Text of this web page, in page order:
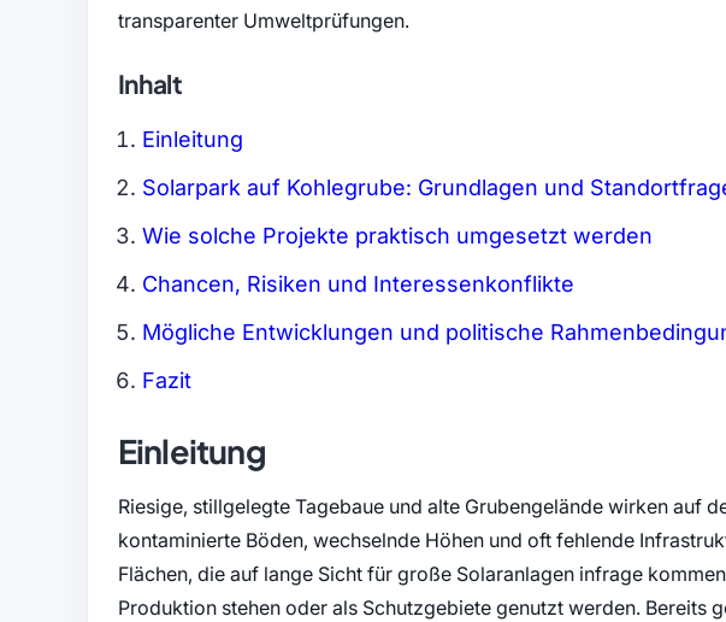
transparenter Umweltprüfungen.
Inhalt
Einleitung
Solarpark auf Kohlegrube: Grundlagen und
Wie solche Projekte praktisch umgesetzt werden
Chancen, Risiken und Interessenkonflikte
Mögliche Entwicklungen und politische
Fazit
Einleitung
Riesige, stillgelegte Tagebaue und alte Grubengelände wirken auf
kontaminierte Böden, wechselnde Höhen und oft fehlende
Flächen, die auf lange Sicht für große Solaranlagen infrage
Produktion stehen oder als Schutzgebiete genutzt werden. Bereits